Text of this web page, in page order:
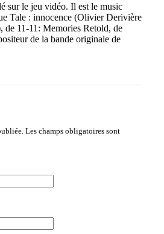
sur le jeu vidéo. Il est le music
Tale : innocence (Olivier Derivière
de 11-11: Memories Retold, de
de la bande originale de
Les champs obligatoires sont